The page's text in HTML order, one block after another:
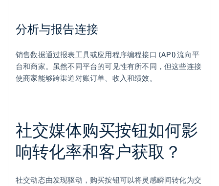
分析与报告连接
销售数据通过报表工具或应用程序编程接口 (API) 流向平
台和商家。虽然不同平台的可见性有所不同，但这些连接
使商家能够跨渠道对账订单、收入和绩效。
社交媒体购买按钮如何影
响转化率和客户获取？
社交动态由发现驱动，购买按钮可以将灵感瞬间转化为交